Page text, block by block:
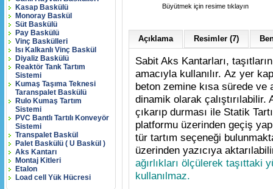
Kasap Baskülü
Monoray Baskül
Süt Baskülü
Pay Baskülü
Vinç Baskülleri
Isı Kalkanlı Vinç Baskül
Diyaliz Baskülü
Reaktör Tank Tartım
Sistemi
Kumaş Taşıma Teknesi
Taranspalet Baskülü
Rulo Kumaş Tartım
Sistemi
PVC Bantlı Tartılı Konveyör
Sistemi
Transpalet Baskül
Palet Baskülü ( U Baskül )
Aks Kantarı
Montaj Kitleri
Etalon
Load cell Yük Hücresi
Büyütmek için resime tıklayın
Açıklama Resimler (7)
Sabit Aks Kantarları,
amacıyla kullanılır. Az yer
beton zemine kısa sürede
dinamik olarak çalıştırılabilir.
çıkarıp durması ile Statik
platformu üzerinden geçiş
tür tartım seçeneği
üzerinden yazıcıya
ağırlıkları ölçülerek taşıttaki
kullanılmaz.